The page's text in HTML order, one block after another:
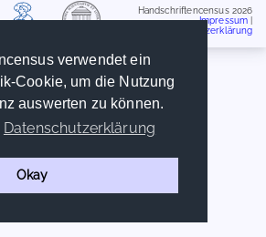
verwendet ein
Cookie, um die Nutzung
auswerten zu können.
Datenschutzerklärung
Okay
Handschriftencensus 2026
Impressum
Datenschutzerklärung